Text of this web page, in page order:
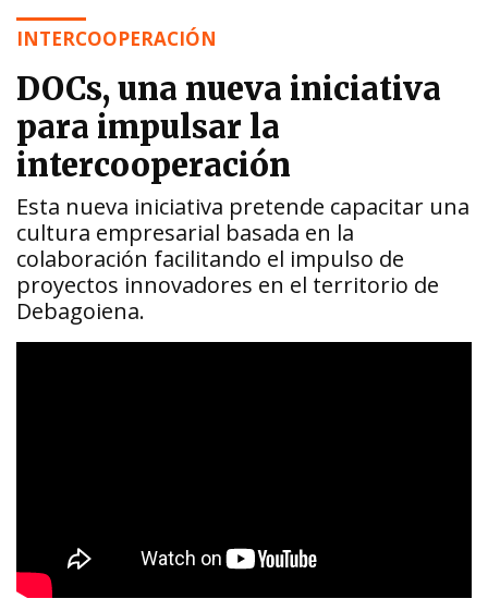
INTERCOOPERACIÓN
DOCs, una nueva iniciativa
para impulsar la
intercooperación
Esta nueva iniciativa pretende capacitar una
cultura empresarial basada en la
colaboración facilitando el impulso de
proyectos innovadores en el territorio de
Debagoiena.